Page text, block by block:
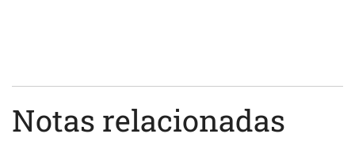
Notas relacionadas